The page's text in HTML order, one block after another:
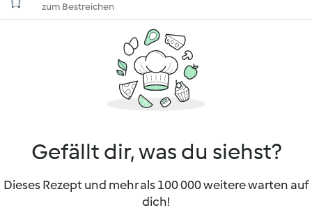
zum Bestreichen
Gefällt dir, was du siehst?
Dieses Rezept und mehr als 100 000 weitere warten auf
dich!